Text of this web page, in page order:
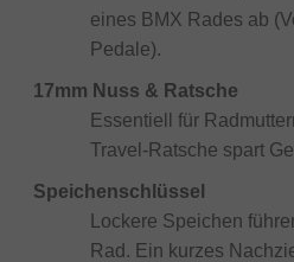
eines BMX Rades ab
Pedale).
17mm Nuss & Ratsche
Essentiell für
Travel-Ratsche spart
Speichenschlüssel
Lockere Speichen
Rad. Ein kurzes